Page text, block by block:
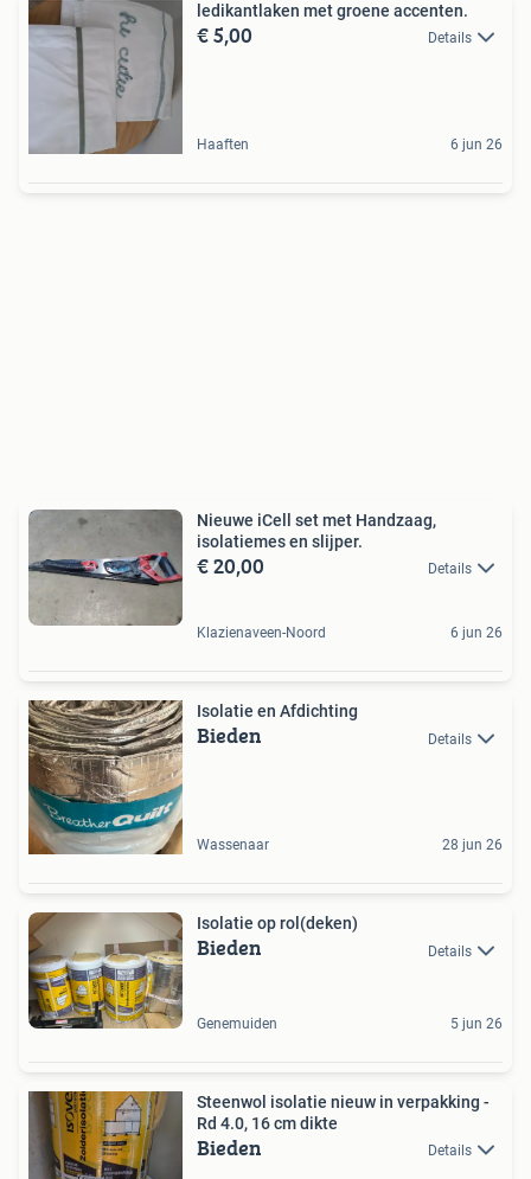
ledikantlaken met groene accenten.
€ 5,00 Details
Haaften 6 jun 26
Nieuwe iCell set met Handzaag,
isolatiemes en slijper.
€ 20,00 Details
Klazienaveen-Noord 6 jun 26
Isolatie en Afdichting
Bieden Details
Wassenaar 28 jun 26
Isolatie op rol(deken)
Bieden Details
Genemuiden 5 jun 26
Steenwol isolatie nieuw in verpakking -
Rd 4.0, 16 cm dikte
Bieden Details